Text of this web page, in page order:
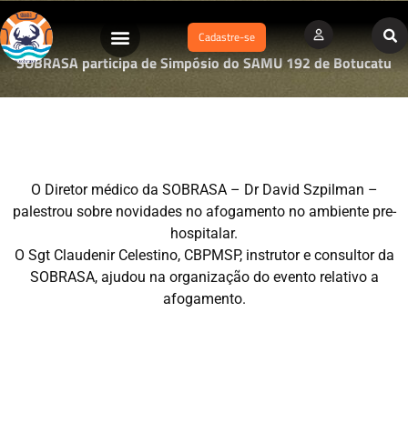
Cadastre-se
SOBRASA participa de Simpósio do SAMU 192 de Botucatu
O Diretor médico da SOBRASA – Dr David Szpilman –
palestrou sobre novidades no afogamento no ambiente pre-
hospitalar.
O Sgt Claudenir Celestino, CBPMSP, instrutor e consultor da
SOBRASA, ajudou na organização do evento relativo a
afogamento.